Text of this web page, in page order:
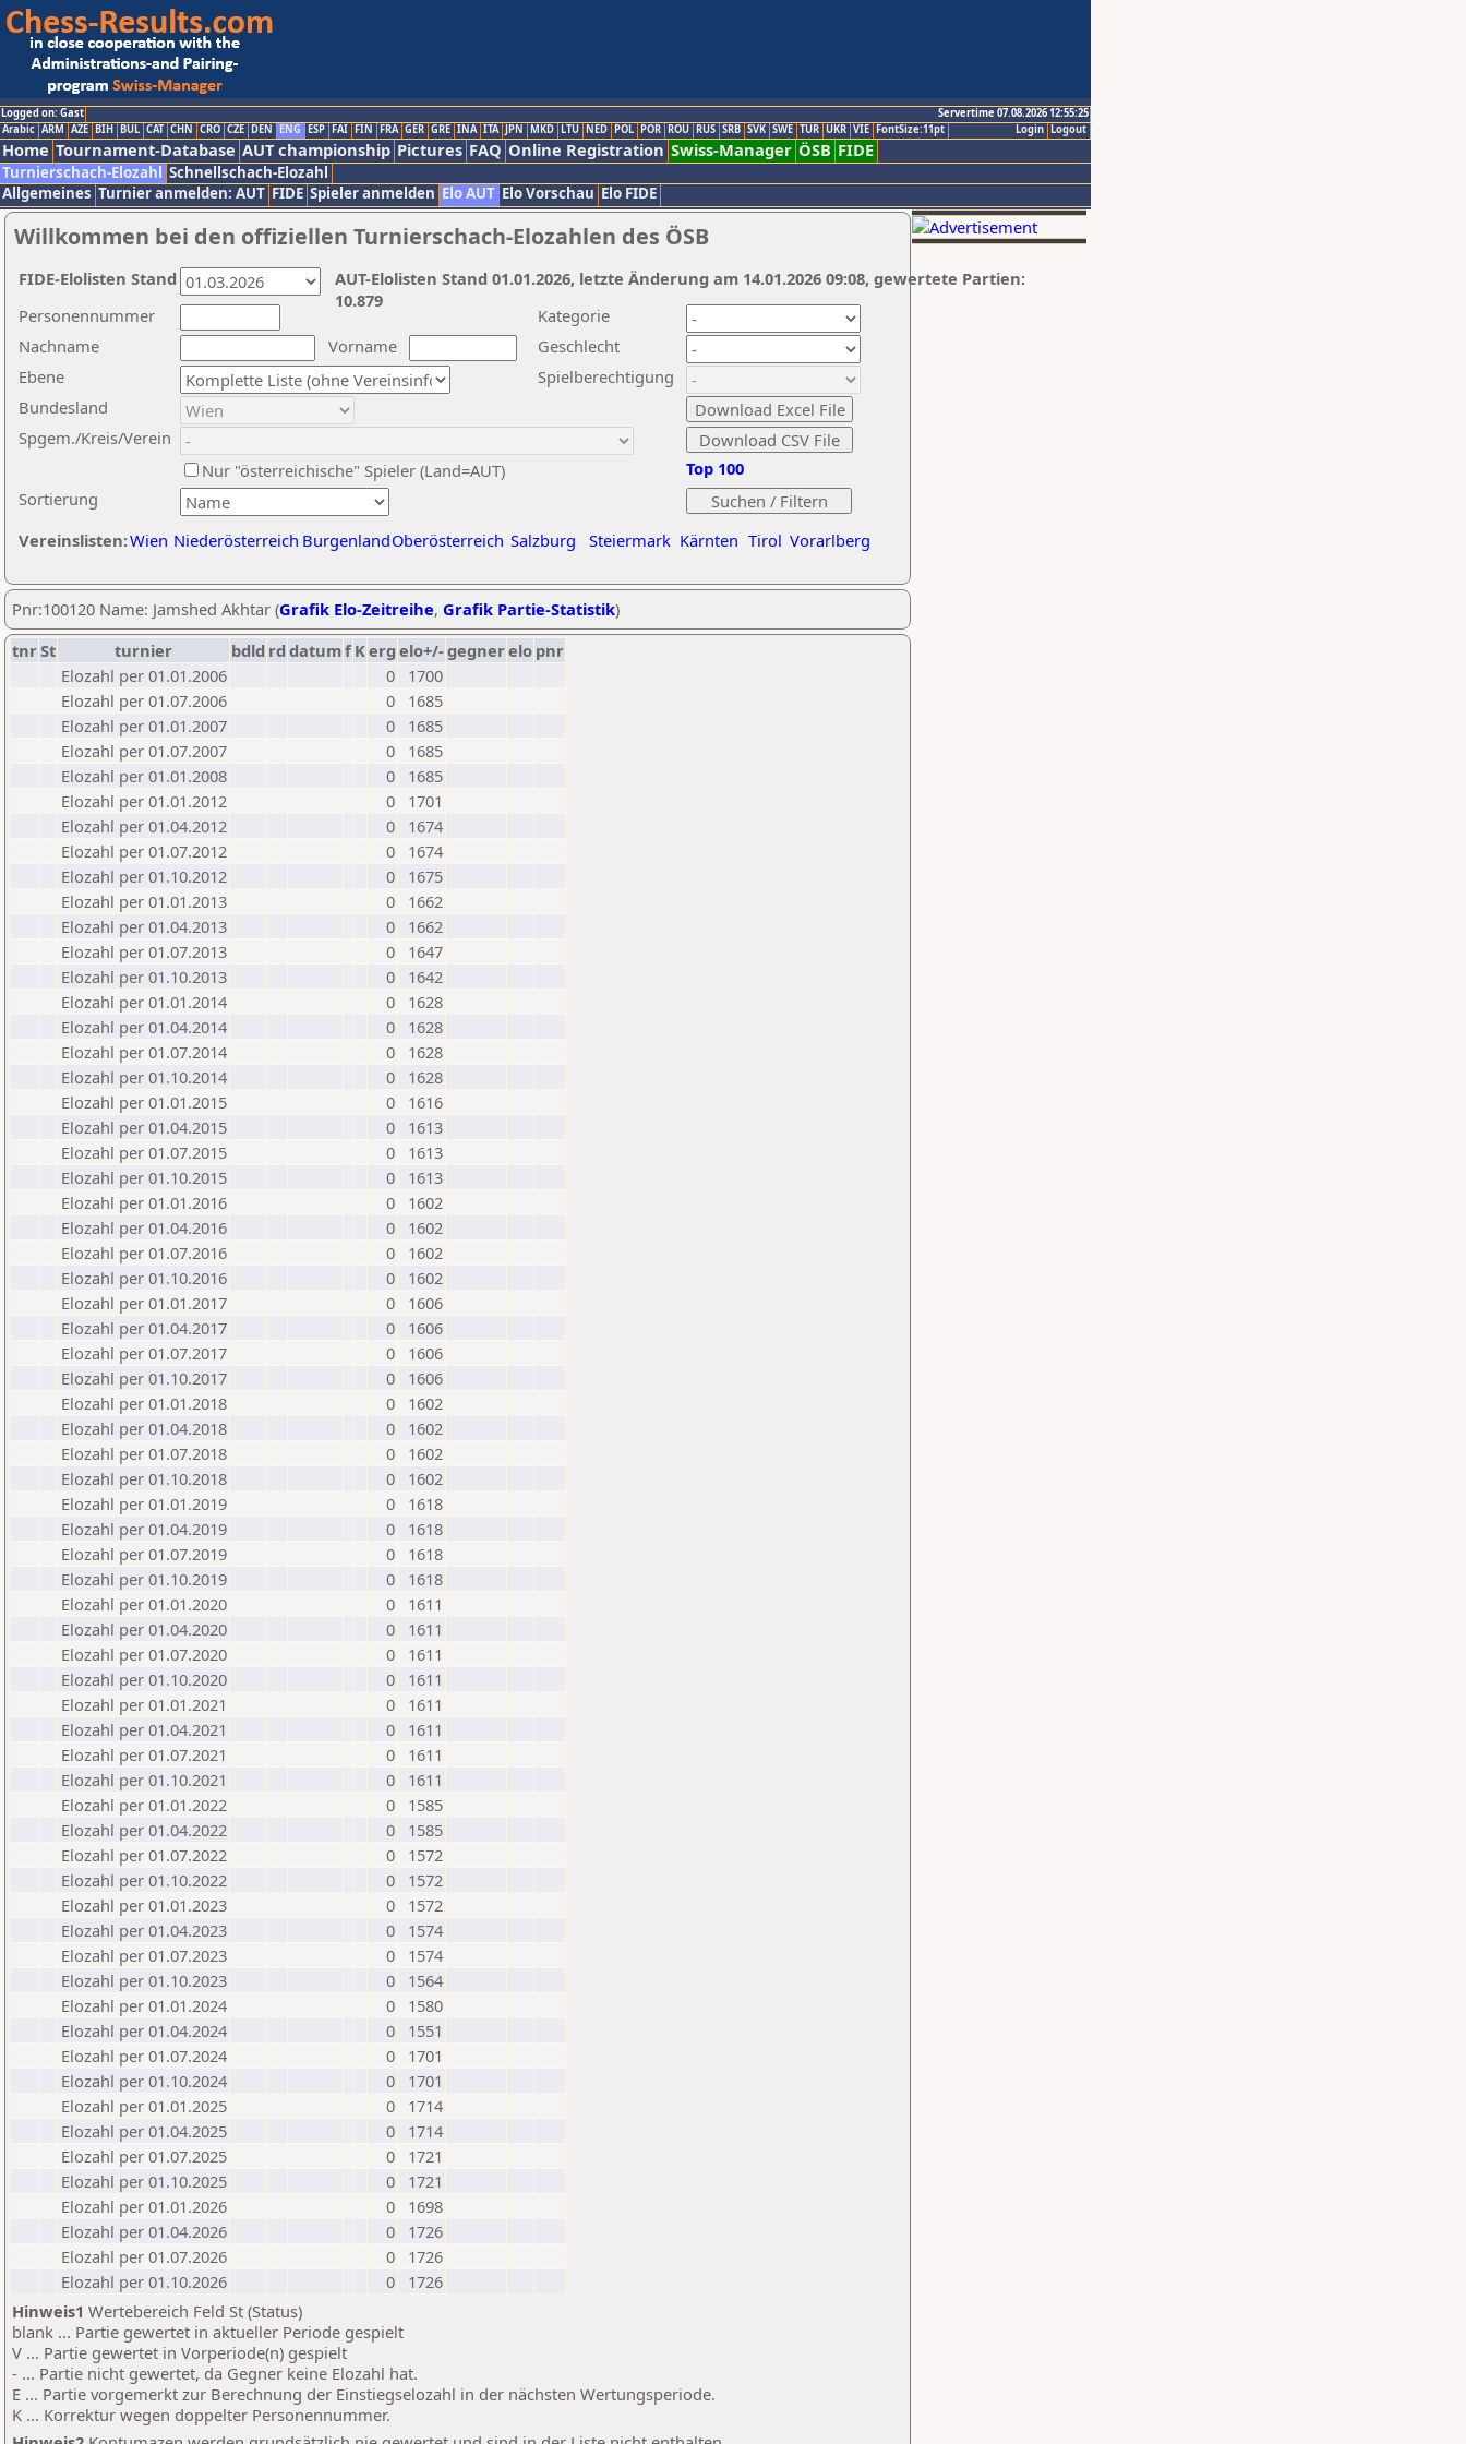
Logged on: Gast
Servertime 07.08.2026 12:55:25
Logout
Login
Arabic ARM AZE BIH BUL CAT CHN CRO CZE DEN ENG ESP FAI FIN FRA GER GRE INA ITA JPN MKD LTU NED POL POR ROU RUS SRB SVK SWE TUR UKR VIE FontSize:11pt
Home Tournament-Database AUT championship Pictures FAQ Online Registration Swiss-Manager ÖSB FIDE
Turnierschach-Elozahl Schnellschach-Elozahl
Allgemeines Turnier anmelden: AUT FIDE Spieler anmelden Elo AUT Elo Vorschau Elo FIDE
Willkommen bei den offiziellen Turnierschach-Elozahlen des ÖSB
Nachname
Vorname
Ebene
Kategorie
Sortierung
Personennummer
Bundesland
Spgem./Kreis/Verein
Geschlecht
Nur "österreichische" Spieler (Land=AUT)
Spielberechtigung
Vereinslisten:Wien Niederösterreich BurgenlandOberösterreich Salzburg Steiermark Kärnten Tirol Vorarlberg
Top 100
AUT-Elolisten Stand 01.01.2026, letzte Änderung am 14.01.2026 09:08, gewertete Partien:
10.879
FIDE-Elolisten Stand
Pnr:100120 Name: Jamshed Akhtar (Grafik Elo-Zeitreihe, Grafik Partie-Statistik)
tnrSt turnier bdld rd datumf Kerg elo+/-gegnerelo pnr
Elozahl per 01.01.2006
0
1700
Elozahl per 01.07.2006
0
1685
Elozahl per 01.01.2007
0
1685
Elozahl per 01.07.2007
0
1685
Elozahl per 01.01.2008
0
1685
Elozahl per 01.01.2012
0
1701
Elozahl per 01.04.2012
0
1674
Elozahl per 01.07.2012
0
1674
Elozahl per 01.10.2012
0
1675
Elozahl per 01.01.2013
0
1662
Elozahl per 01.04.2013
0
1662
Elozahl per 01.07.2013
0
1647
Elozahl per 01.10.2013
0
1642
Elozahl per 01.01.2014
0
1628
Elozahl per 01.04.2014
0
1628
Elozahl per 01.07.2014
0
1628
Elozahl per 01.10.2014
0
1628
Elozahl per 01.01.2015
0
1616
Elozahl per 01.04.2015
0
1613
Elozahl per 01.07.2015
0
1613
Elozahl per 01.10.2015
0
1613
Elozahl per 01.01.2016
0
1602
Elozahl per 01.04.2016
0
1602
Elozahl per 01.07.2016
0
1602
Elozahl per 01.10.2016
0
1602
Elozahl per 01.01.2017
0
1606
Elozahl per 01.04.2017
0
1606
Elozahl per 01.07.2017
0
1606
Elozahl per 01.10.2017
0
1606
Elozahl per 01.01.2018
0
1602
Elozahl per 01.04.2018
0
1602
Elozahl per 01.07.2018
0
1602
Elozahl per 01.10.2018
0
1602
Elozahl per 01.01.2019
0
1618
Elozahl per 01.04.2019
0
1618
Elozahl per 01.07.2019
0
1618
Elozahl per 01.10.2019
0
1618
Elozahl per 01.01.2020
0
1611
Elozahl per 01.04.2020
0
1611
Elozahl per 01.07.2020
0
1611
Elozahl per 01.10.2020
0
1611
Elozahl per 01.01.2021
0
1611
Elozahl per 01.04.2021
0
1611
Elozahl per 01.07.2021
0
1611
Elozahl per 01.10.2021
0
1611
Elozahl per 01.01.2022
0
1585
Elozahl per 01.04.2022
0
1585
Elozahl per 01.07.2022
0
1572
Elozahl per 01.10.2022
0
1572
Elozahl per 01.01.2023
0
1572
Elozahl per 01.04.2023
0
1574
Elozahl per 01.07.2023
0
1574
Elozahl per 01.10.2023
0
1564
Elozahl per 01.01.2024
0
1580
Elozahl per 01.04.2024
0
1551
Elozahl per 01.07.2024
0
1701
Elozahl per 01.10.2024
0
1701
Elozahl per 01.01.2025
0
1714
Elozahl per 01.04.2025
0
1714
Elozahl per 01.07.2025
0
1721
Elozahl per 01.10.2025
0
1721
Elozahl per 01.01.2026
0
1698
Elozahl per 01.04.2026
0
1726
Elozahl per 01.07.2026
0
1726
Elozahl per 01.10.2026
0
1726
Hinweis1 Wertebereich Feld St (Status)
blank ... Partie gewertet in aktueller Periode gespielt
V ... Partie gewertet in Vorperiode(n) gespielt
- ... Partie nicht gewertet, da Gegner keine Elozahl hat.
E ... Partie vorgemerkt zur Berechnung der Einstiegselozahl in der nächsten Wertungsperiode.
K ... Korrektur wegen doppelter Personennummer.